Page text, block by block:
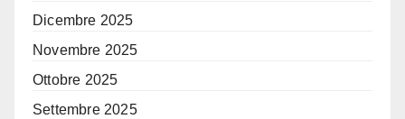
Dicembre 2025
Novembre 2025
Ottobre 2025
Settembre 2025